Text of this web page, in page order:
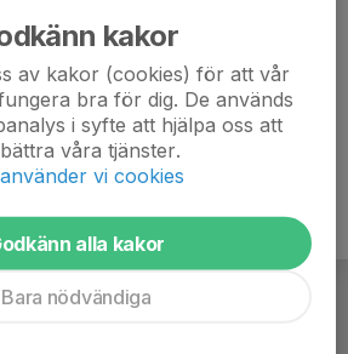
kakor
av kakor (cookies) för att vår
bra för dig. De används
i syfte att hjälpa oss att
våra tjänster.
vi cookies
alla kakor
Bara nödvändiga